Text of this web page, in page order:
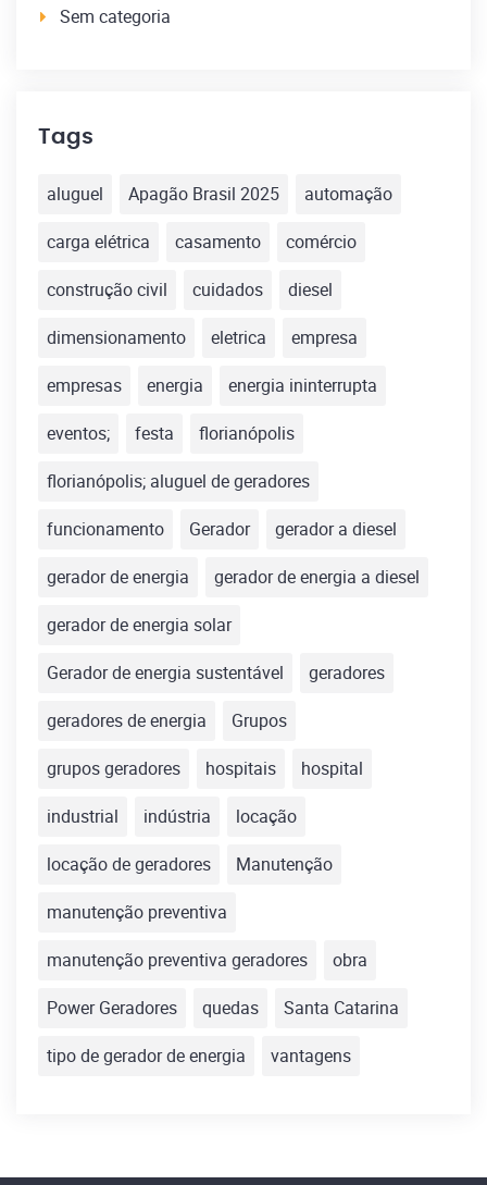
Sem categoria
Tags
aluguel Apagão Brasil 2025
automação
carga elétrica
casamento
comércio
construção civil
cuidados
diesel
dimensionamento
eletrica
empresa
empresas
energia
energia ininterrupta
eventos;
festa
florianópolis
florianópolis; aluguel de geradores
funcionamento
Gerador
gerador a diesel
gerador de energia
gerador de energia a diesel
gerador de energia solar
Gerador de energia sustentável
geradores
geradores de energia
Grupos
grupos geradores
hospitais
hospital
industrial
indústria
locação
locação de geradores
Manutenção
manutenção preventiva
manutenção preventiva geradores
obra
Power Geradores
quedas
Santa Catarina
tipo de gerador de energia
vantagens